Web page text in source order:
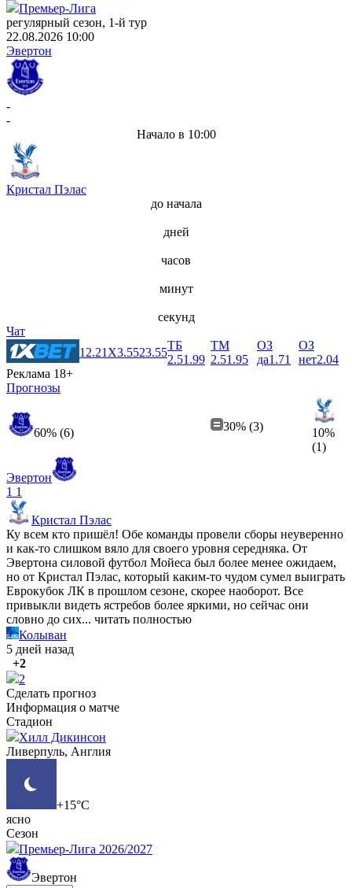
Премьер-Лига
регулярный сезон, 1-й тур
22.08.2026 10:00
Эвертон
-
-
Начало в 10:00
Кристал Пэлас
до начала
дней
часов
минут
секунд
Чат
1 2.21 X3.5523.55
ТБ
2.51.99
ТМ
2.51.95
ОЗ
да1.71
ОЗ
нет2.04
Реклама 18+
Прогнозы
60% (6) 30% (3)
10%
(1)
Эвертон
1 1
Кристал Пэлас
Ку всем кто пришёл! Обе команды провели сборы неуверенно
и как-то слишком вяло для своего уровня середняка. От
Эвертона силовой футбол Мойеса был более менее ожидаем,
но от Кристал Пэлас, который каким-то чудом сумел выиграть
Еврокубок ЛК в прошлом сезоне, скорее наоборот. Все
привыкли видеть ястребов более яркими, но сейчас они
словно до сих... читать полностью
Колыван
5 дней назад
+2
2
Сделать прогноз
Информация о матче
Стадион
Хилл Дикинсон
Ливерпуль, Англия
+15°C
ясно
Сезон
Премьер-Лига 2026/2027
Эвертон